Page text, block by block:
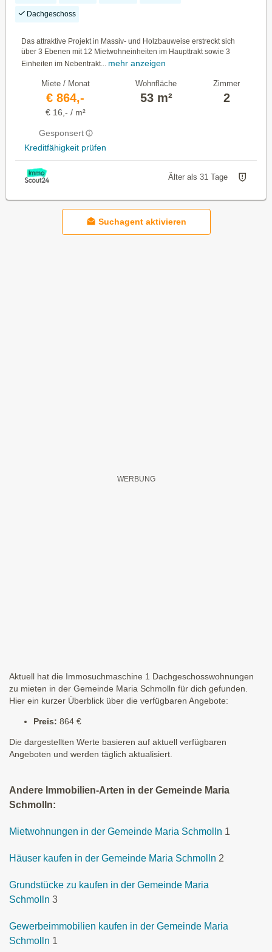
Dachgeschoss
Das attraktive Projekt in Massiv- und Holzbauweise erstreckt sich
über 3 Ebenen mit 12 Mietwohneinheiten im Haupttrakt sowie 3
Einheiten im Nebentrakt...
mehr anzeigen
Miete / Monat
€ 864,-
€ 16,- / m²
Gesponsert
Kreditfähigkeit prüfen
Wohnfläche
53 m²
Zimmer
2
Älter als 31 Tage
Suchagent aktivieren
Aktuell hat die Immosuchmaschine 1 Dachgeschosswohnungen
zu mieten in der Gemeinde Maria Schmolln für dich gefunden.
Hier ein kurzer Überblick über die verfügbaren Angebote:
Preis: 864 €
Die dargestellten Werte basieren auf aktuell verfügbaren
Angeboten und werden täglich aktualisiert.
Andere Immobilien-Arten in der Gemeinde Maria
Schmolln:
Mietwohnungen in der Gemeinde Maria Schmolln 1
Häuser kaufen in der Gemeinde Maria Schmolln 2
Grundstücke zu kaufen in der Gemeinde Maria
Schmolln 3
Gewerbeimmobilien kaufen in der Gemeinde Maria
Schmolln 1